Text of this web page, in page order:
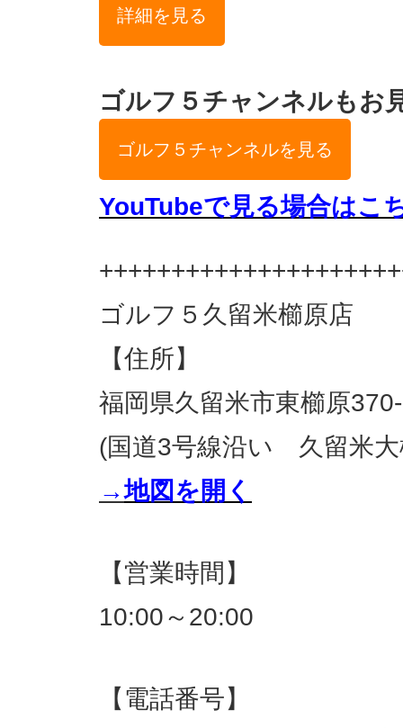
詳細を見る
ゴルフ５チャンネルもお
ゴルフ５チャンネルを見る
YouTubeで見る場合はこ
ゴルフ５久留米櫛原店
【住所】
福岡県久留米市東櫛原
(国道3号線沿い 久留米大
→地図を開く
【営業時間】
10:00～20:00
【電話番号】